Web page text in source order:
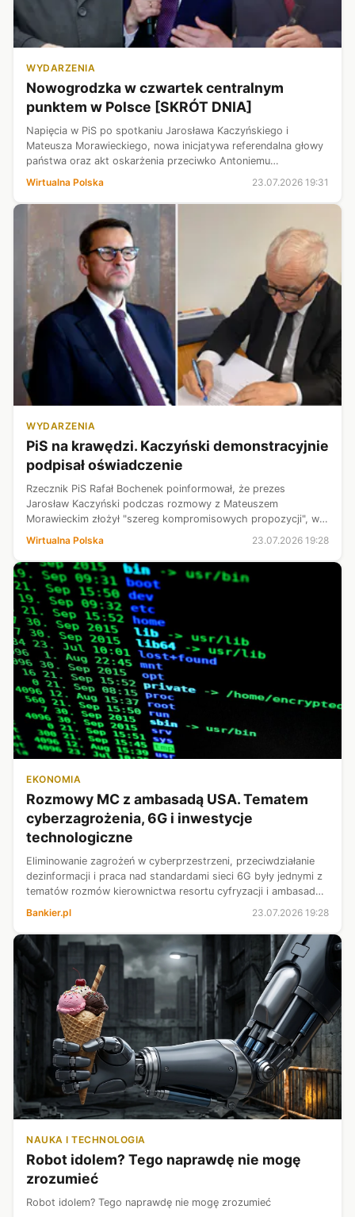
WYDARZENIA
Nowogrodzka w czwartek centralnym
punktem w Polsce [SKRÓT DNIA]
Napięcia w PiS po spotkaniu Jarosława Kaczyńskiego i
Mateusza Morawieckiego, nowa inicjatywa referendalna głowy
państwa oraz akt oskarżenia przeciwko Antoniemu
Rosji napływają doniesienia o ...
Wirtualna Polska 23.07.2026 19:31
WYDARZENIA
PiS na krawędzi. Kaczyński demonstracyjnie
podpisał oświadczenie
Rzecznik PiS Rafał Bochenek poinformował, że prezes
Jarosław Kaczyński podczas rozmowy z Mateuszem
Morawieckim złożył "szereg kompromisowych propozycji", w
Pokazał też, jak prezes PiS pod...
Wirtualna Polska 23.07.2026 19:28
EKONOMIA
Rozmowy MC z ambasadą USA. Tematem
cyberzagrożenia, 6G i inwestycje
technologiczne
Eliminowanie zagrożeń w cyberprzestrzeni, przeciwdziałanie
dezinformacji i praca nad standardami sieci 6G były jednymi z
tematów rozmów kierownictwa resortu cyfryzacji i ambasady
Cyfryzacji.
Bankier.pl 23.07.2026 19:28
NAUKA I TECHNOLOGIA
Robot idolem? Tego naprawdę nie mogę
zrozumieć
Robot idolem? Tego naprawdę nie mogę zrozumieć